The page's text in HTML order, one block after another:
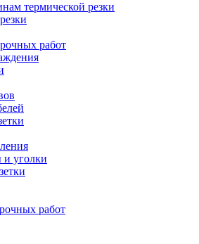
термической резки
работ
уголки
работ